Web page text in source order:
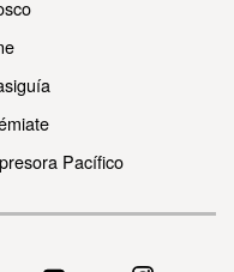
Pacífico